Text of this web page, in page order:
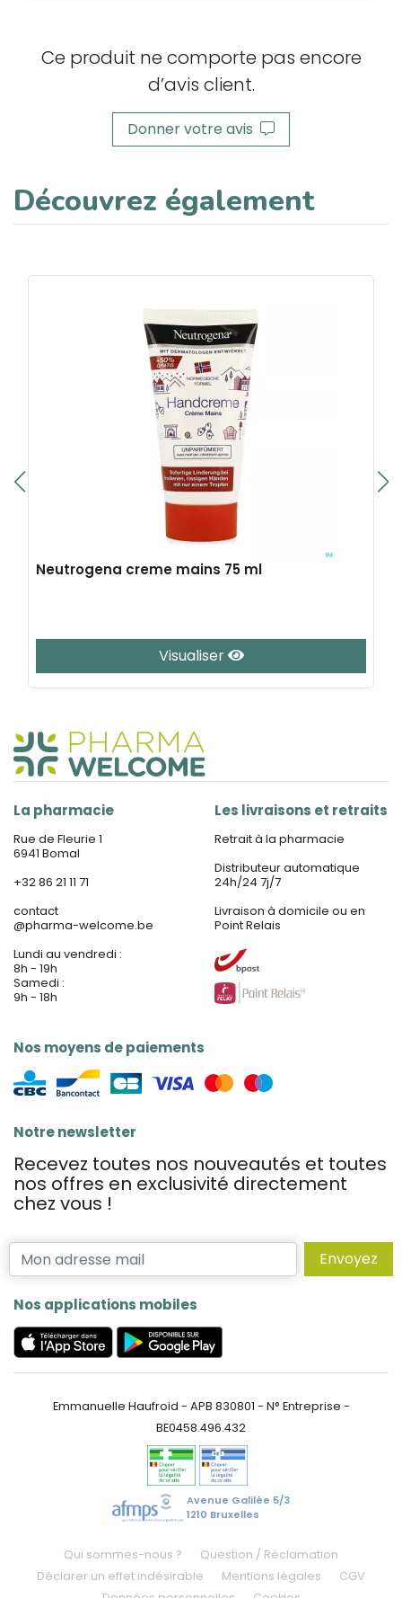
Ce produit ne comporte pas encore
d’avis client.
Donner votre avis
Découvrez également
Neutrogena creme mains 75 ml
Visualiser
La pharmacie
Rue de Fleurie 1
6941 Bomal
+32 86 21 11 71
contact
@pharma-welcome.be
Lundi au vendredi :
8h - 19h
Samedi :
9h - 18h
Nos moyens de paiements
Les livraisons et retraits
Retrait à la pharmacie
Distributeur automatique
24h/24 7j/7
Livraison à domicile ou en
Point Relais
Notre newsletter
Recevez toutes nos nouveautés et toutes
nos offres en exclusivité directement
chez vous !
Envoyez
Nos applications mobiles
Emmanuelle Haufroid - APB 830801 - N° Entreprise -
BE0458.496.432
Avenue Galilée 5/3
1210 Bruxelles
Qui sommes-nous ?
Question / Réclamation
Déclarer un effet indésirable
Mentions légales
CGV